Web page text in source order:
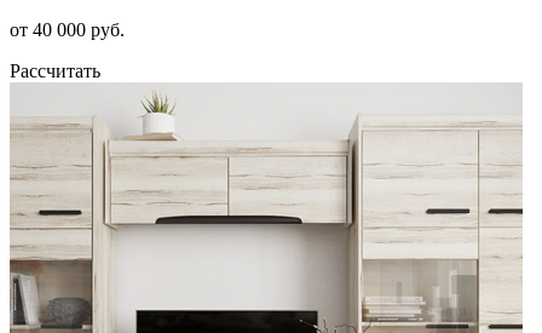
от 40 000 руб.
Рассчитать